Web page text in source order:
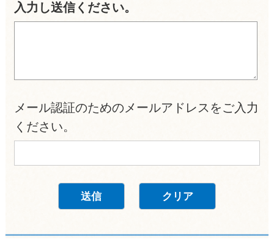
入力し送信ください。
メール認証のためのメールアドレスをご入力
ください。